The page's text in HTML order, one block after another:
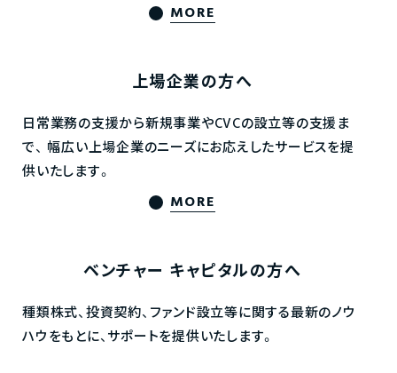
MORE
上場企業の方へ
日常業務の支援から新規事業やCVCの設立等の支援ま
で、 幅広い上場企業のニーズにお応えしたサービスを提
供いたします。
MORE
ベンチャー キャピタルの方へ
種類株式、投資契約、ファンド設立等に関する最新のノウ
ハウをもとに、サポートを提供いたします。